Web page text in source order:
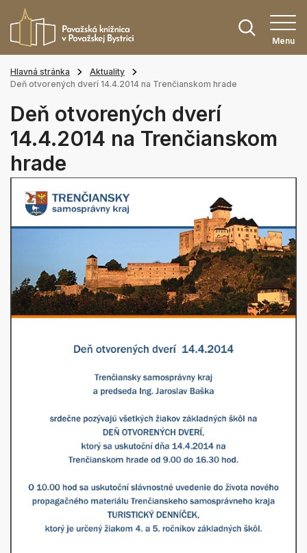
Menu
Hlavná stránka
Aktuality
Deň otvorených dverí 14.4.2014 na Trenčianskom hrade
Deň otvorených dverí
14.4.2014 na Trenčianskom
hrade